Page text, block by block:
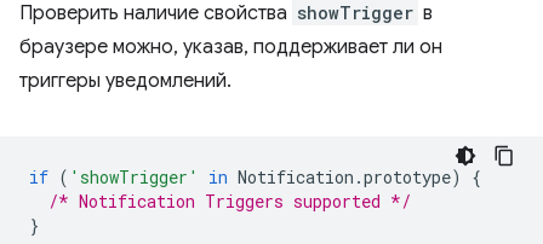
Проверить наличие свойства showTrigger в
браузере можно, указав, поддерживает ли он
триггеры уведомлений.
if ( 'showTrigger' in Notification .prototype)
{
/* Notification Triggers supported */
}